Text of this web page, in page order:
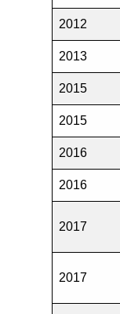
2012
2013
2015
2015
2016
2016
2017
2017